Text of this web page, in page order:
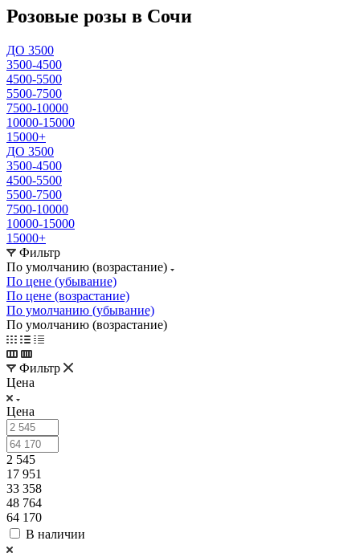
Розовые розы в Сочи
ДО 3500
3500-4500
4500-5500
5500-7500
7500-10000
10000-15000
15000+
ДО 3500
3500-4500
4500-5500
5500-7500
7500-10000
10000-15000
15000+
Фильтр
По умолчанию (возрастание)
По цене (убывание)
По цене (возрастание)
По умолчанию (убывание)
По умолчанию (возрастание)
Фильтр
Цена
Цена
2 545
17 951
33 358
48 764
64 170
В наличии